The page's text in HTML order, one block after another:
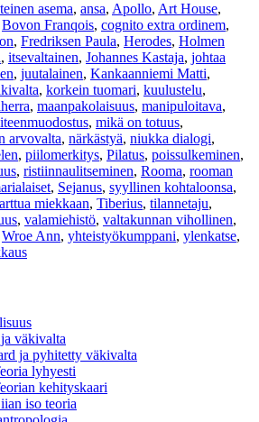
asema, ansa, Apollo, Art House,
Bovon Franqois, cognito extra ordinem,
, Fredriksen Paula, Herodes, Holmen
, itsevaltainen, Johannes Kastaja, johtaa
, juutalainen, Kankaanniemi Matti,
, korkein tuomari, kuulustelu,
, maanpakolaisuus, manipuloitava,
, mikä on totuus,
arvovalta, närkästyä, niukka dialogi,
, piilomerkitys, Pilatus, poissulkeminen,
, ristiinnaulitseminen, Rooma, rooman
, Sejanus, syyllinen kohtaloonsa,
miekkaan, Tiberius, tilannetaju,
, valamiehistö, valtakunnan vihollinen,
Wroe Ann, yhteistyökumppani, ylenkatse,
väkivalta
ja pyhitetty väkivalta
lyhyesti
kehityskaari
iso teoria